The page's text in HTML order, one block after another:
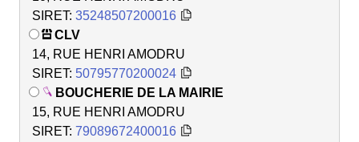
SIRET: 35248507200016
CLV
14, RUE HENRI AMODRU
SIRET: 50795770200024
BOUCHERIE DE LA MAIRIE
15, RUE HENRI AMODRU
SIRET: 79089672400016